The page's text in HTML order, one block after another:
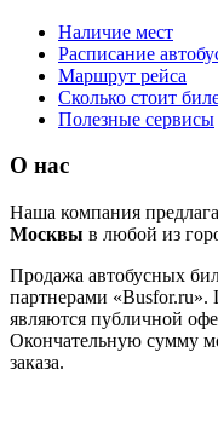
Наличие мест
Расписание
Маршрут рейса
Сколько стоит
Полезные сервисы
О нас
Наша компания
Москвы в любой из
Продажа автобусных
партнерами «Busfor.ru».
являются публичной
Окончательную сумму
заказа.